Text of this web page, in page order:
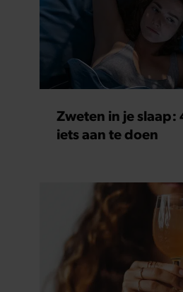
partners kunnen deze gegevens
informatie die u aan ze heeft
verzameld op basis van uw
gaat akkoord met onze cookies
Zweten in je slaap:
iets aan te doen